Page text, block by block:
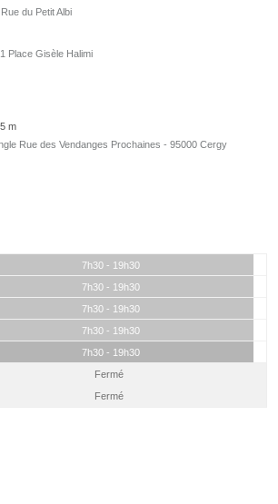
du Petit Albi
Place Gisèle Halimi
m
Rue des Vendanges Prochaines - 95000 Cergy
7h30 - 19h30
7h30 - 19h30
7h30 - 19h30
7h30 - 19h30
7h30 - 19h30
Fermé
Fermé